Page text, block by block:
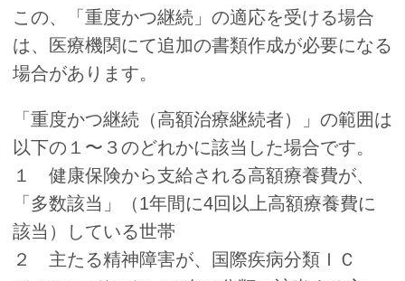
この、「重度かつ継続」の適応を受ける場合
は、医療機関にて追加の書類作成が必要になる
場合があります。
「重度かつ継続（高額治療継続者）」の範囲は
以下の１〜３のどれかに該当した場合です。
１ 健康保険から支給される高額療養費が、
「多数該当」（1年間に4回以上高額療養費に
該当）している世帯
２ 主たる精神障害が、国際疾病分類ＩＣ